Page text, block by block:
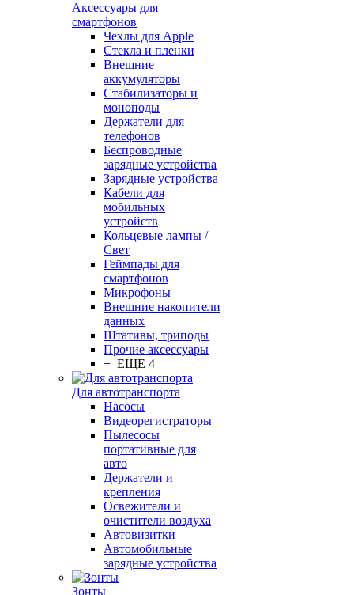
Аксессуары для
смартфонов
Чехлы для Apple
Стекла и пленки
Внешние
аккумуляторы
Стабилизаторы и
моноподы
Держатели для
телефонов
Беспроводные
зарядные устройства
Зарядные устройства
Кабели для
мобильных
устройств
Кольцевые лампы /
Свет
Геймпады для
смартфонов
Микрофоны
Внешние накопители
данных
Штативы, триподы
Прочие аксессуары
+ ЕЩЕ 4
Для автотранспорта
Насосы
Видеорегистраторы
Пылесосы
портативные для
авто
Держатели и
крепления
Освежители и
очистители воздуха
Автовизитки
Автомобильные
зарядные устройства
Зонты